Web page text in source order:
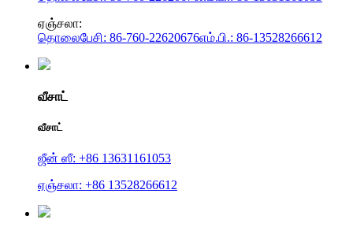
ஏஞ்சலா:
தொலைபேசி: 86-760-22620676எம்.பி.: 86-13528266612
வீசாட்
வீசாட்
ஜீன் ஸீ: +86 13631161053
ஏஞ்சலா: +86 13528266612